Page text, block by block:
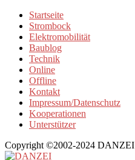
Startseite
Strombock
Elektromobilität
Baublog
Technik
Online
Offline
Kontakt
Impressum/Datenschutz
Kooperationen
Unterstützer
Copyright ©2002-2024 DANZEI